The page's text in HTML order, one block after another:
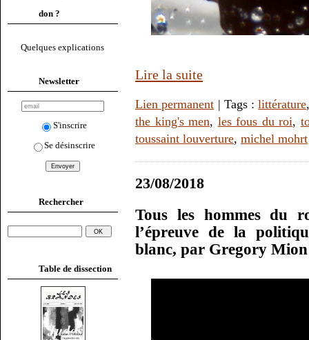
don ?
Quelques explications
Newsletter
S'inscrire
Se désinscrire
Rechercher
Table de dissection
Lire la suite
Lien permanent | Tags :littérature
the king's men, les fous du roi,
toussaint louverture, michel mohrt
23/08/2018
Tous les hommes du
l’épreuve de la
blanc, par Gregory Mion